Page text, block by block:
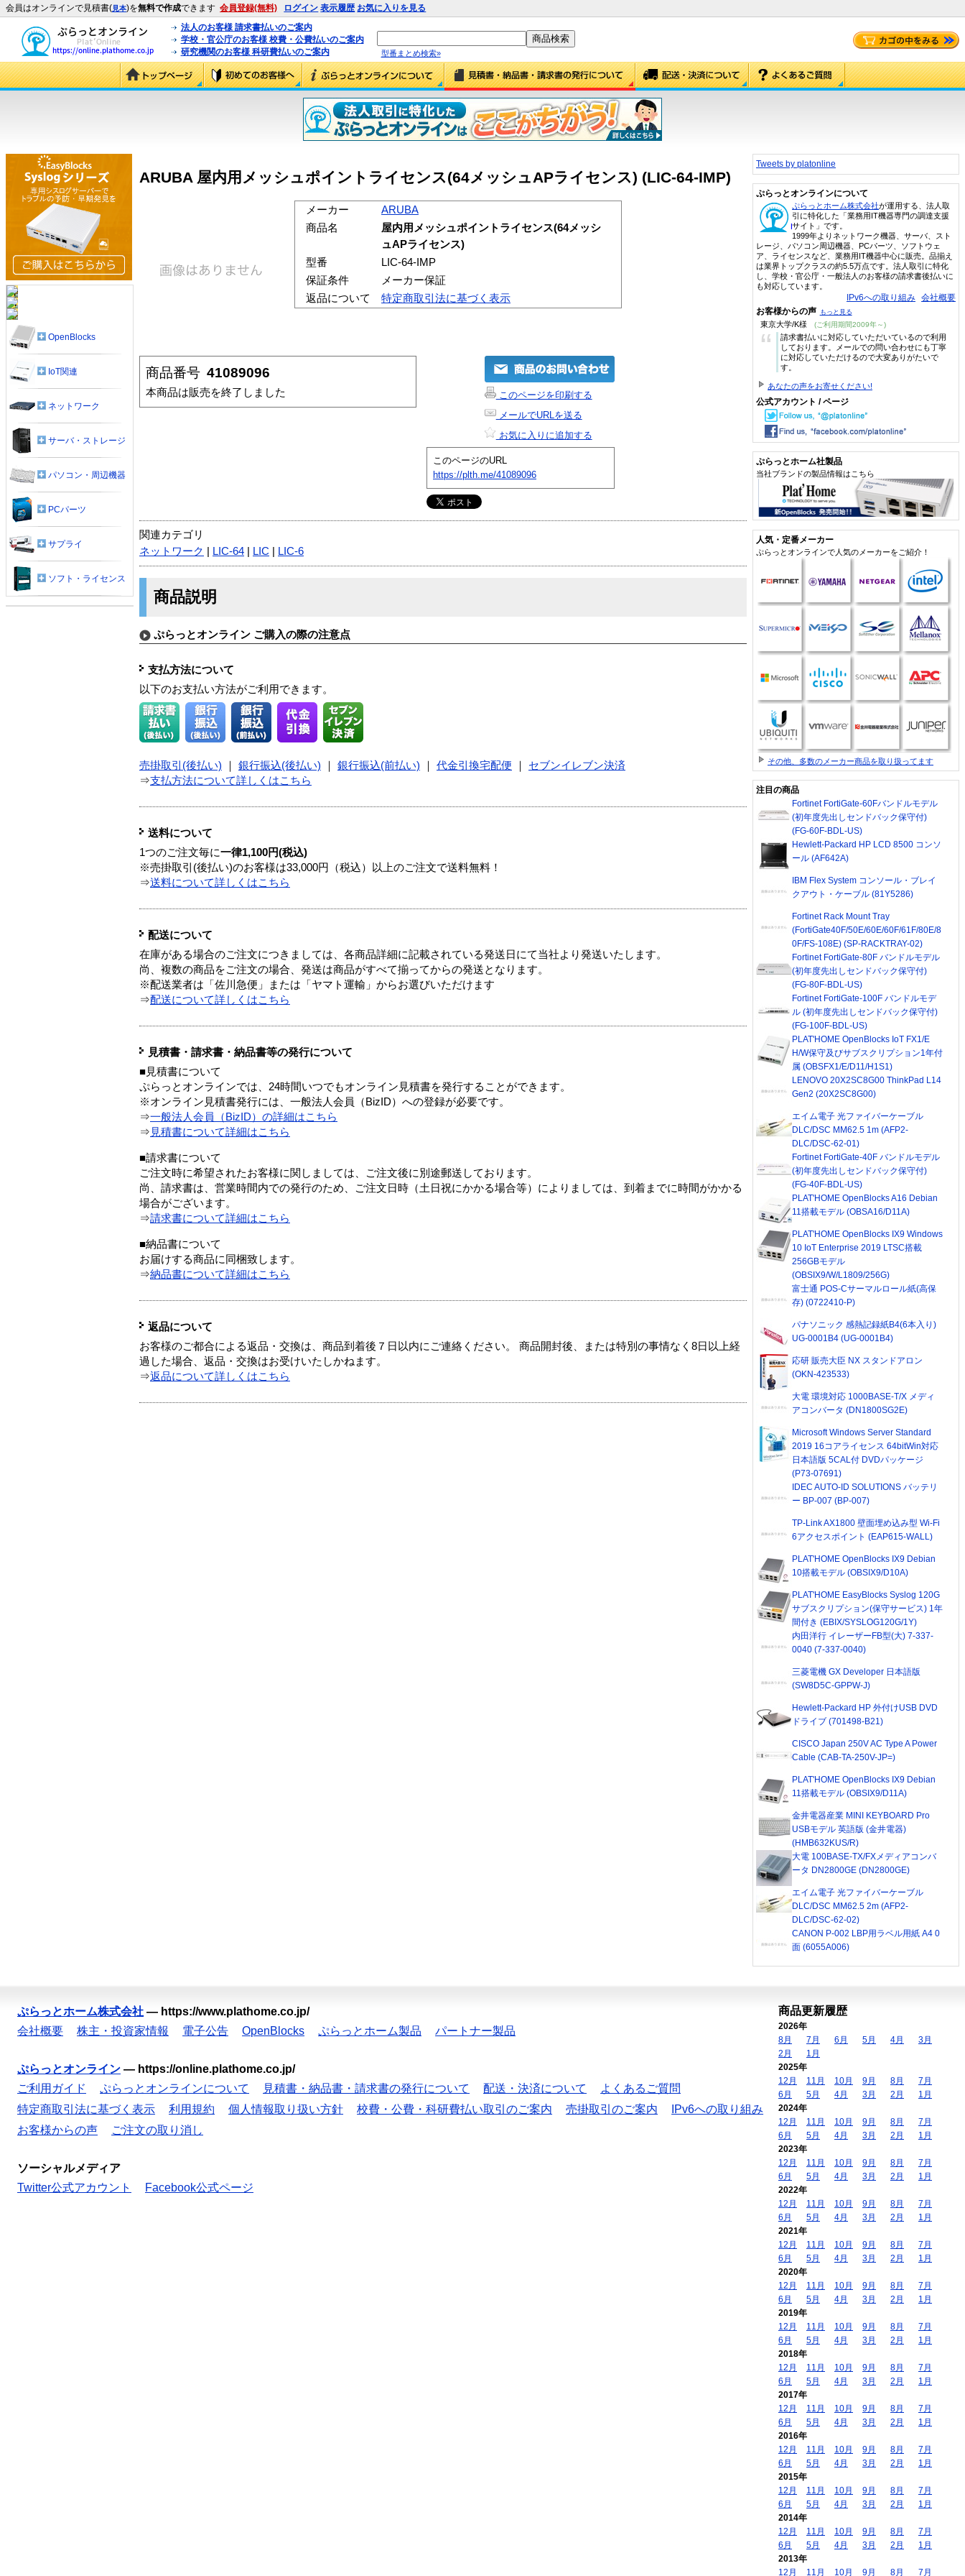
会員はオンラインで見積書(見本)を無料で作成できます 会員登録(無料) ログイン 表示履歴 お気に入りを見る
法人のお客様 請求書払いのご案内
学校・官公庁のお客様 校費・公費払いのご案内
研究機関のお客様 科研費払いのご案内
型番まとめ検索»
ARUBA 屋内用メッシュポイントライセンス(64メッシュAPライセンス) (LIC-64-IMP)
メーカー
ARUBA
商品名
屋内用メッシュポイントライセンス(64メッシ
ュAPライセンス)
型番
LIC-64-IMP
保証条件
メーカー保証
返品について
特定商取引法に基づく表示
商品番号 41089096
本商品は販売を終了しました
このページを印刷する
メールでURLを送る
お気に入りに追加する
このページのURL
https://plth.me/41089096
関連カテゴリ
ネットワーク
LIC-64 LIC LIC-6
商品説明
ぷらっとオンライン ご購入の際の注意点
支払方法について
以下のお支払い方法がご利用できます。
売掛取引(後払い) 銀行振込(後払い) 銀行振込(前払い) 代金引換宅配便
セブンイレブン決済
⇒支払方法について詳しくはこちら
送料について
1つのご注文毎に一律1,100円(税込)
※売掛取引(後払い)のお客様は33,000円（税込）以上のご注文で送料無料！
⇒送料について詳しくはこちら
配送について
在庫がある場合のご注文につきましては、各商品詳細に記載されている発送日にて当社より発送いたします。
尚、複数の商品をご注文の場合、発送は商品がすべて揃ってからの発送となります。
※配送業者は「佐川急便」または「ヤマト運輸」からお選びいただけます
⇒配送について詳しくはこちら
見積書・請求書・納品書等の発行について
■見積書について
ぷらっとオンラインでは、24時間いつでもオンライン見積書を発行することができます。
※オンライン見積書発行には、一般法人会員（BizID）への登録が必要です。
⇒一般法人会員（BizID）の詳細はこちら
⇒ 見積書について詳細はこちら
■請求書について
ご注文時に希望されたお客様に関しましては、ご注文後に別途郵送しております。
尚、請求書は、営業時間内での発行のため、ご注文日時（土日祝にかかる場合等）によりましては、到着までに時間がかかる
場合がございます。
⇒請求書について詳細はこちら
■納品書について
お届けする商品に同梱致します。
⇒納品書について詳細はこちら
返品について
お客様のご都合による返品・交換は、商品到着後７日以内にご連絡ください。 商品開封後、または特別の事情なく8日以上経
過した場合、返品・交換はお受けいたしかねます。
⇒返品について詳しくはこちら
OpenBlocks
IoT関連
ネットワーク
サーバ・ストレージ
パソコン・周辺機器
PCパーツ
サプライ
ソフト・ライセンス
Tweets by platonline
ぷらっとオンラインについて
ぷらっとホーム株式会社が運用する、法人取
引に特化した「業務用IT機器専門の調達支援
サイト」です。
1999年よりネットワーク機器、サーバ、スト
レージ、パソコン周辺機器、PCパーツ、ソフトウェ
ア、ライセンスなど、業務用IT機器中心に販売。品揃え
は業界トップクラスの約5.5万点です。法人取引に特化
し、学校・官公庁・一般法人のお客様の請求書後払いに
も対応しています。
IPv6への取り組み 会社概要
お客様からの声 もっと見る
東京大学/K様 (ご利用期間2009年～)
“
請求書払いに対応していただいているので利用
しております。メールでの問い合わせにも丁寧
に対応していただけるので大変ありがたいで
す。
あなたの声をお寄せください!
公式アカウント / ページ
ぷらっとホーム社製品
当社ブランドの製品情報はこちら
人気・定番メーカー
ぷらっとオンラインで人気のメーカーをご紹介！
その他、多数のメーカー商品を取り扱ってます
注目の商品
Fortinet FortiGate-60Fバンドルモデル
(初年度先出しセンドバック保守付)
(FG-60F-BDL-US)
Hewlett-Packard HP LCD 8500 コンソ
ール (AF642A)
IBM Flex System コンソール・ブレイ
クアウト・ケーブル (81Y5286)
Fortinet Rack Mount Tray
(FortiGate40F/50E/60E/60F/61F/80E/8
0F/FS-108E) (SP-RACKTRAY-02)
Fortinet FortiGate-80F バンドルモデル
(初年度先出しセンドバック保守付)
(FG-80F-BDL-US)
Fortinet FortiGate-100F バンドルモデ
ル (初年度先出しセンドバック保守付)
(FG-100F-BDL-US)
PLAT'HOME OpenBlocks IoT FX1/E
H/W保守及びサブスクリプション1年付
属 (OBSFX1/E/D11/H1S1)
LENOVO 20X2SC8G00 ThinkPad L14
Gen2 (20X2SC8G00)
エイム電子 光ファイバーケーブル
DLC/DSC MM62.5 1m (AFP2-
DLC/DSC-62-01)
Fortinet FortiGate-40F バンドルモデル
(初年度先出しセンドバック保守付)
(FG-40F-BDL-US)
PLAT'HOME OpenBlocks A16 Debian
11搭載モデル (OBSA16/D11A)
PLAT'HOME OpenBlocks IX9 Windows
10 IoT Enterprise 2019 LTSC搭載
256GBモデル
(OBSIX9/W/L1809/256G)
富士通 POS-Cサーマルロール紙(高保
存) (0722410-P)
パナソニック 感熱記録紙B4(6本入り)
UG-0001B4 (UG-0001B4)
応研 販売大臣 NX スタンドアロン
(OKN-423533)
大電 環境対応 1000BASE-T/X メディ
アコンバータ (DN1800SG2E)
Microsoft Windows Server Standard
2019 16コアライセンス 64bitWin対応
日本語版 5CAL付 DVDパッケージ
(P73-07691)
IDEC AUTO-ID SOLUTIONS バッテリ
ー BP-007 (BP-007)
TP-Link AX1800 壁面埋め込み型 Wi-Fi
6アクセスポイント (EAP615-WALL)
PLAT'HOME OpenBlocks IX9 Debian
10搭載モデル (OBSIX9/D10A)
PLAT'HOME EasyBlocks Syslog 120G
サブスクリプション(保守サービス) 1年
間付き (EBIX/SYSLOG120G/1Y)
内田洋行 イレーザーFB型(大) 7-337-
0040 (7-337-0040)
三菱電機 GX Developer 日本語版
(SW8D5C-GPPW-J)
Hewlett-Packard HP 外付けUSB DVD
ドライブ (701498-B21)
CISCO Japan 250V AC Type A Power
Cable (CAB-TA-250V-JP=)
PLAT'HOME OpenBlocks IX9 Debian
11搭載モデル (OBSIX9/D11A)
金井電器産業 MINI KEYBOARD Pro
USBモデル 英語版 (金井電器)
(HMB632KUS/R)
大電 100BASE-TX/FXメディアコンバ
ータ DN2800GE (DN2800GE)
エイム電子 光ファイバーケーブル
DLC/DSC MM62.5 2m (AFP2-
DLC/DSC-62-02)
CANON P-002 LBP用ラベル用紙 A4 0
面 (6055A006)
ぷらっとホーム株式会社 — https://www.plathome.co.jp/
会社概要
株主・投資家情報 電子公告 OpenBlocks ぷらっとホーム製品 パートナー製品
ぷらっとオンライン — https://online.plathome.co.jp/
ご利用ガイド
ぷらっとオンラインについて 見積書・納品書・請求書の発行について 配送・決済について
よくあるご質問
特定商取引法に基づく表示
利用規約 個人情報取り扱い方針 校費・公費・科研費払い取引のご案内 売掛取引のご案内
IPv6への取り組み
お客様からの声
ご注文の取り消し
ソーシャルメディア
Twitter公式アカウント
Facebook公式ページ
商品更新履歴
2026年
8月
7月 6月 5月 4月
3月
2月
1月
2025年
12月
11月 10月 9月 8月
7月
6月
5月 4月 3月 2月
1月
2024年
12月
11月 10月 9月 8月
7月
6月
5月 4月 3月 2月
1月
2023年
12月
11月 10月 9月 8月
7月
6月
5月 4月 3月 2月
1月
2022年
12月
11月 10月 9月 8月
7月
6月
5月 4月 3月 2月
1月
2021年
12月
11月 10月 9月 8月
7月
6月
5月 4月 3月 2月
1月
2020年
12月
11月 10月 9月 8月
7月
6月
5月 4月 3月 2月
1月
2019年
12月
11月 10月 9月 8月
7月
6月
5月 4月 3月 2月
1月
2018年
12月
11月 10月 9月 8月
7月
6月
5月 4月 3月 2月
1月
2017年
12月
11月 10月 9月 8月
7月
6月
5月 4月 3月 2月
1月
2016年
12月
11月 10月 9月 8月
7月
6月
5月 4月 3月 2月
1月
2015年
12月
11月 10月 9月 8月
7月
6月
5月 4月 3月 2月
1月
2014年
12月
11月 10月 9月 8月
7月
6月
5月 4月 3月 2月
1月
2013年
12月
11月 10月 9月 8月 7月